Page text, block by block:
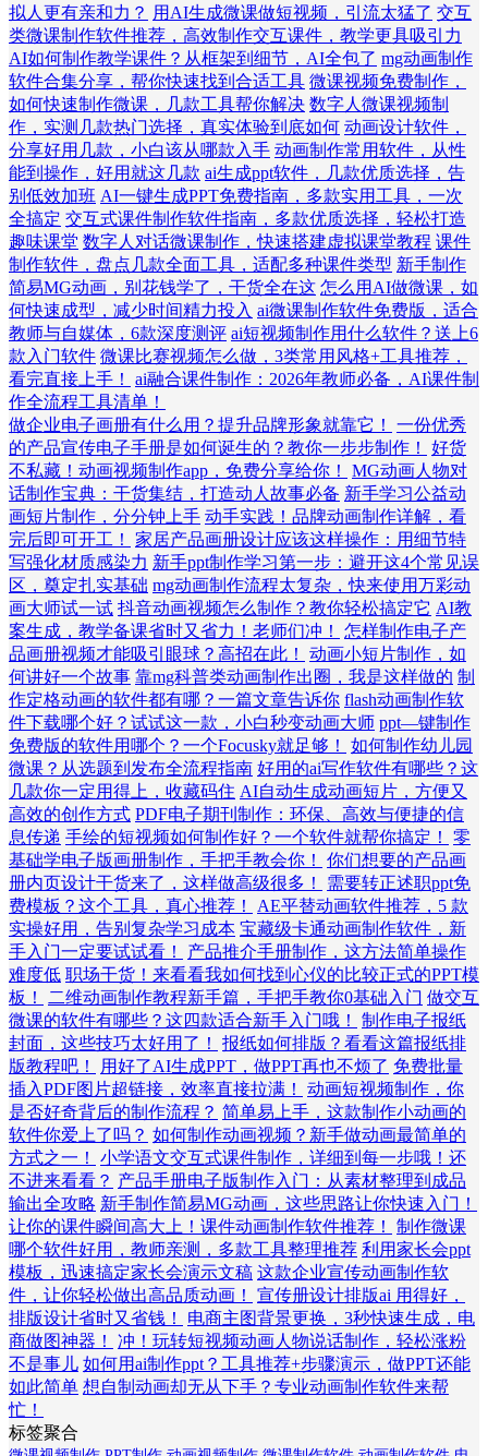
拟人更有亲和力？ 用AI生成微课做短视频，引流太猛了 交互
类微课制作软件推荐，高效制作交互课件，教学更具吸引力
AI如何制作教学课件？从框架到细节，AI全包了 mg动画制作
软件合集分享，帮你快速找到合适工具 微课视频免费制作，
如何快速制作微课，几款工具帮你解决 数字人微课视频制
作，实测几款热门选择，真实体验到底如何 动画设计软件，
分享好用几款，小白该从哪款入手 动画制作常用软件，从性
能到操作，好用就这几款 ai生成ppt软件，几款优质选择，告
别低效加班 AI一键生成PPT免费指南，多款实用工具，一次
全搞定 交互式课件制作软件指南，多款优质选择，轻松打造
趣味课堂 数字人对话微课制作，快速搭建虚拟课堂教程 课件
制作软件，盘点几款全面工具，适配多种课件类型 新手制作
简易MG动画，别花钱学了，干货全在这 怎么用AI做微课，如
何快速成型，减少时间精力投入 ai微课制作软件免费版，适合
教师与自媒体，6款深度测评 ai短视频制作用什么软件？送上6
款入门软件 微课比赛视频怎么做，3类常用风格+工具推荐，
看完直接上手！
ai融合课件制作：2026年教师必备，AI课件制
作全流程工具清单！
做企业电子画册有什么用？提升品牌形象就靠它！
一份优秀
的产品宣传电子手册是如何诞生的？教你一步步制作！
好货
不私藏！动画视频制作app，免费分享给你！
MG动画人物对
话制作宝典：干货集结，打造动人故事必备 新手学习公益动
画短片制作，分分钟上手 动手实践！品牌动画制作详解，看
完后即可开工！
家居产品画册设计应该这样操作：用细节特
写强化材质感染力 新手ppt制作学习第一步：避开这4个常见误
区，奠定扎实基础 mg动画制作流程太复杂，快来使用万彩动
画大师试一试 抖音动画视频怎么制作？教你轻松搞定它 AI教
案生成，教学备课省时又省力！老师们冲！
怎样制作电子产
品画册视频才能吸引眼球？高招在此！
动画小短片制作，如
何讲好一个故事 靠mg科普类动画制作出圈，我是这样做的 制
作定格动画的软件都有哪？一篇文章告诉你 flash动画制作软
件下载哪个好？试试这一款，小白秒变动画大师 ppt—键制作
免费版的软件用哪个？一个Focusky就足够！
如何制作幼儿园
微课？从选题到发布全流程指南 好用的ai写作软件有哪些？这
几款你一定用得上，收藏码住 AI自动生成动画短片，方便又
高效的创作方式 PDF电子期刊制作：环保、高效与便捷的信
息传递 手绘的短视频如何制作好？一个软件就帮你搞定！
零
基础学电子版画册制作，手把手教会你！
你们想要的产品画
册内页设计干货来了，这样做高级很多！
需要转正述职ppt免
费模板？这个工具，真心推荐！
AE平替动画软件推荐，5 款
实操好用，告别复杂学习成本 宝藏级卡通动画制作软件，新
手入门一定要试试看！
产品推介手册制作，这方法简单操作
难度低 职场干货！来看看我如何找到心仪的比较正式的PPT模
板！
二维动画制作教程新手篇，手把手教你0基础入门 做交互
微课的软件有哪些？这四款适合新手入门哦！
制作电子报纸
封面，这些技巧太好用了！
报纸如何排版？看看这篇报纸排
版教程吧！
用好了AI生成PPT，做PPT再也不烦了 免费批量
插入PDF图片超链接，效率直接拉满！
动画短视频制作，你
是否好奇背后的制作流程？ 简单易上手，这款制作小动画的
软件你爱上了吗？ 如何制作动画视频？新手做动画最简单的
方式之一！
小学语文交互式课件制作，详细到每一步哦！还
不进来看看？ 产品手册电子版制作入门：从素材整理到成品
输出全攻略 新手制作简易MG动画，这些思路让你快速入门！
让你的课件瞬间高大上！课件动画制作软件推荐！
制作微课
哪个软件好用，教师亲测，多款工具整理推荐 利用家长会ppt
模板，迅速搞定家长会演示文稿 这款企业宣传动画制作软
件，让你轻松做出高品质动画！
宣传册设计排版ai 用得好，
排版设计省时又省钱！
电商主图背景更换，3秒快速生成，电
商做图神器！
冲！玩转短视频动画人物说话制作，轻松涨粉
不是事儿 如何用ai制作ppt？工具推荐+步骤演示，做PPT还能
如此简单 想自制动画却无从下手？专业动画制作软件来帮
忙！
标签聚合